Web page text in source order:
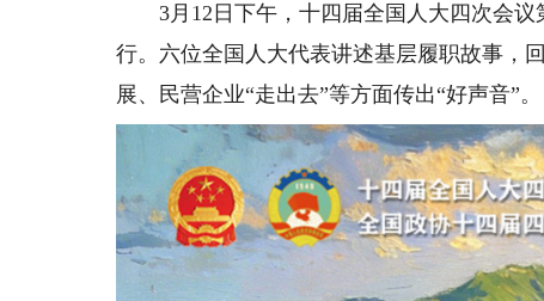
3月12日下午，十四届全国人大四次会议
行。六位全国人大代表讲述基层履职故事，
展、民营企业“走出去”等方面传出“好声音”。